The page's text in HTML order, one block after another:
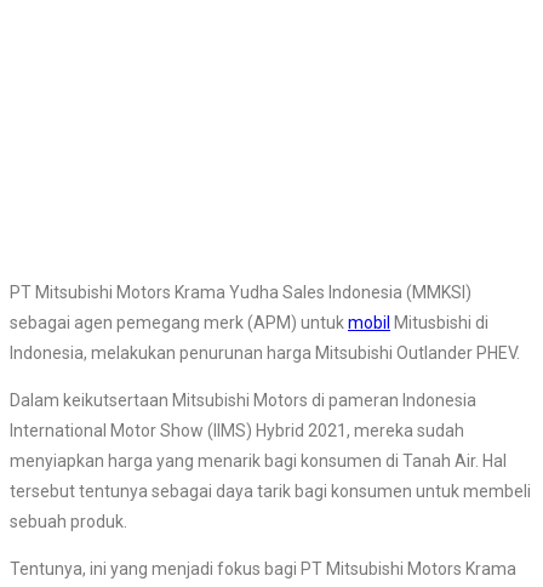
PT Mitsubishi Motors Krama Yudha Sales Indonesia (MMKSI)
sebagai agen pemegang merk (APM) untukmobil Mitusbishi di
Indonesia, melakukan penurunan harga Mitsubishi Outlander PHEV.
Dalam keikutsertaan Mitsubishi Motors di pameran Indonesia
International Motor Show (IIMS) Hybrid 2021, mereka sudah
menyiapkan harga yang menarik bagi konsumen di Tanah Air. Hal
tersebut tentunya sebagai daya tarik bagi konsumen untuk membeli
sebuah produk.
Tentunya, ini yang menjadi fokus bagi PT Mitsubishi Motors Krama